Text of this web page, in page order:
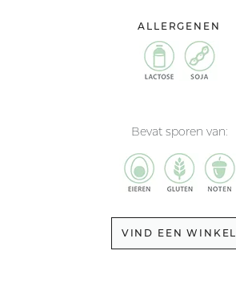
ALLERGENEN
Bevat sporen van:
VIND EEN WINKEL